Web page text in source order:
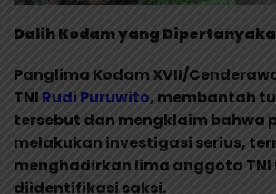
Dalih Kodam yang
Panglima Kodam XVII/
TNI Rudi Puruwito, membantah
tersebut dan mengklaim bahwa
melakukan investigasi serius,
menghadirkan lima anggota TNI
diidentifikasi saksi.